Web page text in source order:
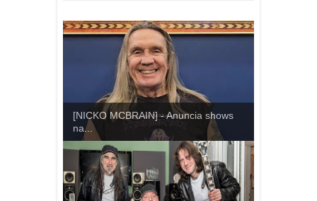
[NICKO MCBRAIN] - Anuncia shows
na...